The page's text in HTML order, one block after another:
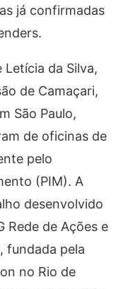
já confirmadas
Letícia da Silva,
de Camaçari,
São Paulo,
de oficinas de
pelo
(PIM). A
desenvolvido
Rede de Ações e
fundada pela
no Rio de